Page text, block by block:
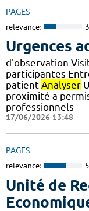
PAGES
relevance:
Urgences
d'observation
participantes
patient Analyser
proximité a
professionnels
17/06/2026 13:48
PAGES
relevance:
Unité de